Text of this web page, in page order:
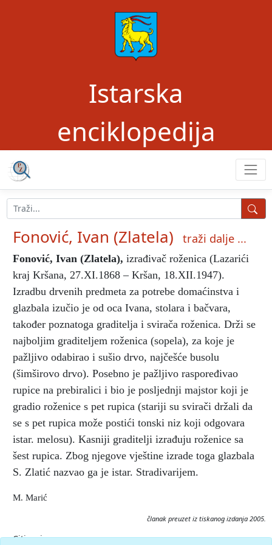
Istarska
enciklopedija
Fonović, Ivan (Zlatela) traži dalje ...
Fonović, Ivan (Zlatela), izrađivač roženica (Lazarići
kraj Kršana, 27.XI.1868 – Kršan, 18.XII.1947).
Izradbu drvenih predmeta za potrebe domaćinstva i
glazbala izučio je od oca Ivana, stolara i bačvara,
također poznatoga graditelja i svirača roženica. Drži se
najboljim graditeljem roženica (sopela), za koje je
pažljivo odabirao i sušio drvo, najčešće busolu
(šimširovo drvo). Posebno je pažljivo raspoređivao
rupice na prebiralici i bio je posljednji majstor koji je
gradio roženice s pet rupica (stariji su svirači držali da
se s pet rupica može postići tonski niz koji odgovara
istar. melosu). Kasniji graditelji izrađuju roženice sa
šest rupica. Zbog njegove vještine izrade toga glazbala
S. Zlatić nazvao ga je istar. Stradivarijem.
M. Marić
članak preuzet iz tiskanog izdanja 2005.
Citiranje: